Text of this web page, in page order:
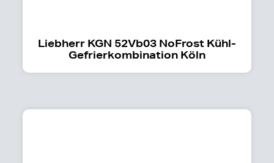
Liebherr KGN 52Vb03 NoFrost Kühl-
Gefrierkombination Köln